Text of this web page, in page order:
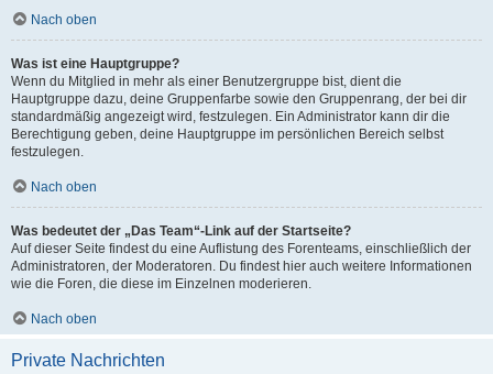
Nach oben
Was ist eine Hauptgruppe?
Wenn du Mitglied in mehr als einer Benutzergruppe bist, dient die
Hauptgruppe dazu, deine Gruppenfarbe sowie den Gruppenrang, der bei dir
standardmäßig angezeigt wird, festzulegen. Ein Administrator kann dir die
Berechtigung geben, deine Hauptgruppe im persönlichen Bereich selbst
festzulegen.
Nach oben
Was bedeutet der „Das Team“-Link auf der Startseite?
Auf dieser Seite findest du eine Auflistung des Forenteams, einschließlich der
Administratoren, der Moderatoren. Du findest hier auch weitere Informationen
wie die Foren, die diese im Einzelnen moderieren.
Nach oben
Private Nachrichten